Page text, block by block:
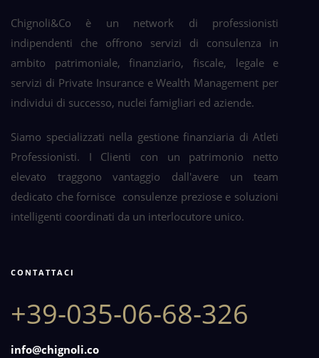
Chignoli&Co è un network di professionisti
indipendenti che offrono servizi di consulenza in
ambito patrimoniale, finanziario, fiscale, legale e
servizi di Private Insurance e Wealth Management per
individui di successo, nuclei famigliari ed aziende.
Siamo specializzati nella gestione finanziaria di Atleti
Professionisti. I Clienti con un patrimonio netto
elevato traggono vantaggio dall'avere un team
dedicato che fornisce consulenze preziose e soluzioni
intelligenti coordinati da un interlocutore unico.
CONTATTACI
+39-035-06-68-326
info@chignoli.co